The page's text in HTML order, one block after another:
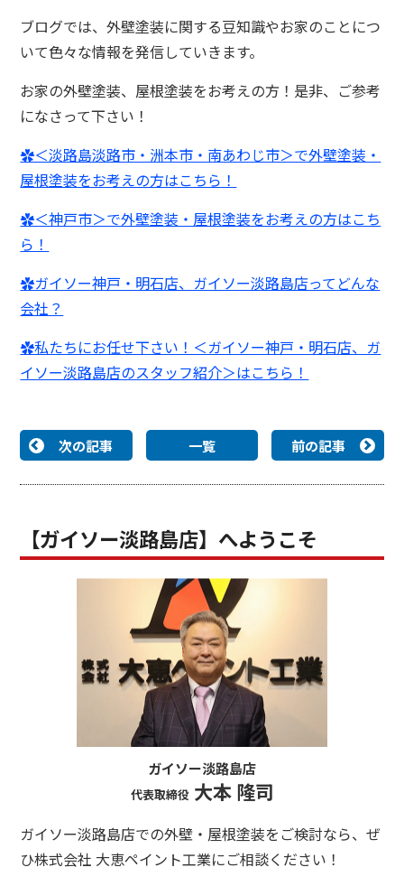
ブログでは、外壁塗装に関する豆知識やお家のことにつ
いて色々な情報を発信していきます。
お家の外壁塗装、屋根塗装をお考えの方！是非、ご参考
になさって下さい！
✿＜淡路島淡路市・洲本市・南あわじ市＞で外壁塗装・
屋根塗装をお考えの方はこちら！
✿＜神戸市＞で外壁塗装・屋根塗装をお考えの方はこち
ら！
✿ガイソー神戸・明石店、ガイソー淡路島店ってどんな
会社？
✿私たちにお任せ下さい！＜ガイソー神戸・明石店、ガ
イソー淡路島店のスタッフ紹介＞はこちら！
次の記事 一覧 前の記事
【ガイソー淡路島店】へようこそ
ガイソー淡路島店
代表取締役大本 隆司
ガイソー淡路島店での外壁・屋根塗装をご検討なら、ぜ
ひ株式会社 大恵ペイント工業にご相談ください！